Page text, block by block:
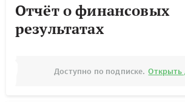
Отчёт о финансовых
результатах
Доступно по подписке. Открыть